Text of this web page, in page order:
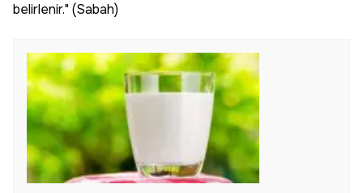
belirlenir." (Sabah)